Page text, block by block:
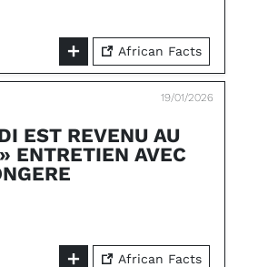
African Facts
19/01/2026
EST REVENU AU
ENTRETIEN AVEC
African Facts